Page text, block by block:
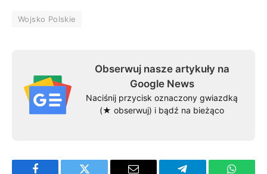
Wojsko Polskie
Obserwuj nasze artykuły na
Google News
Naciśnij przycisk oznaczony gwiazdką
(★ obserwuj) i bądź na bieżąco